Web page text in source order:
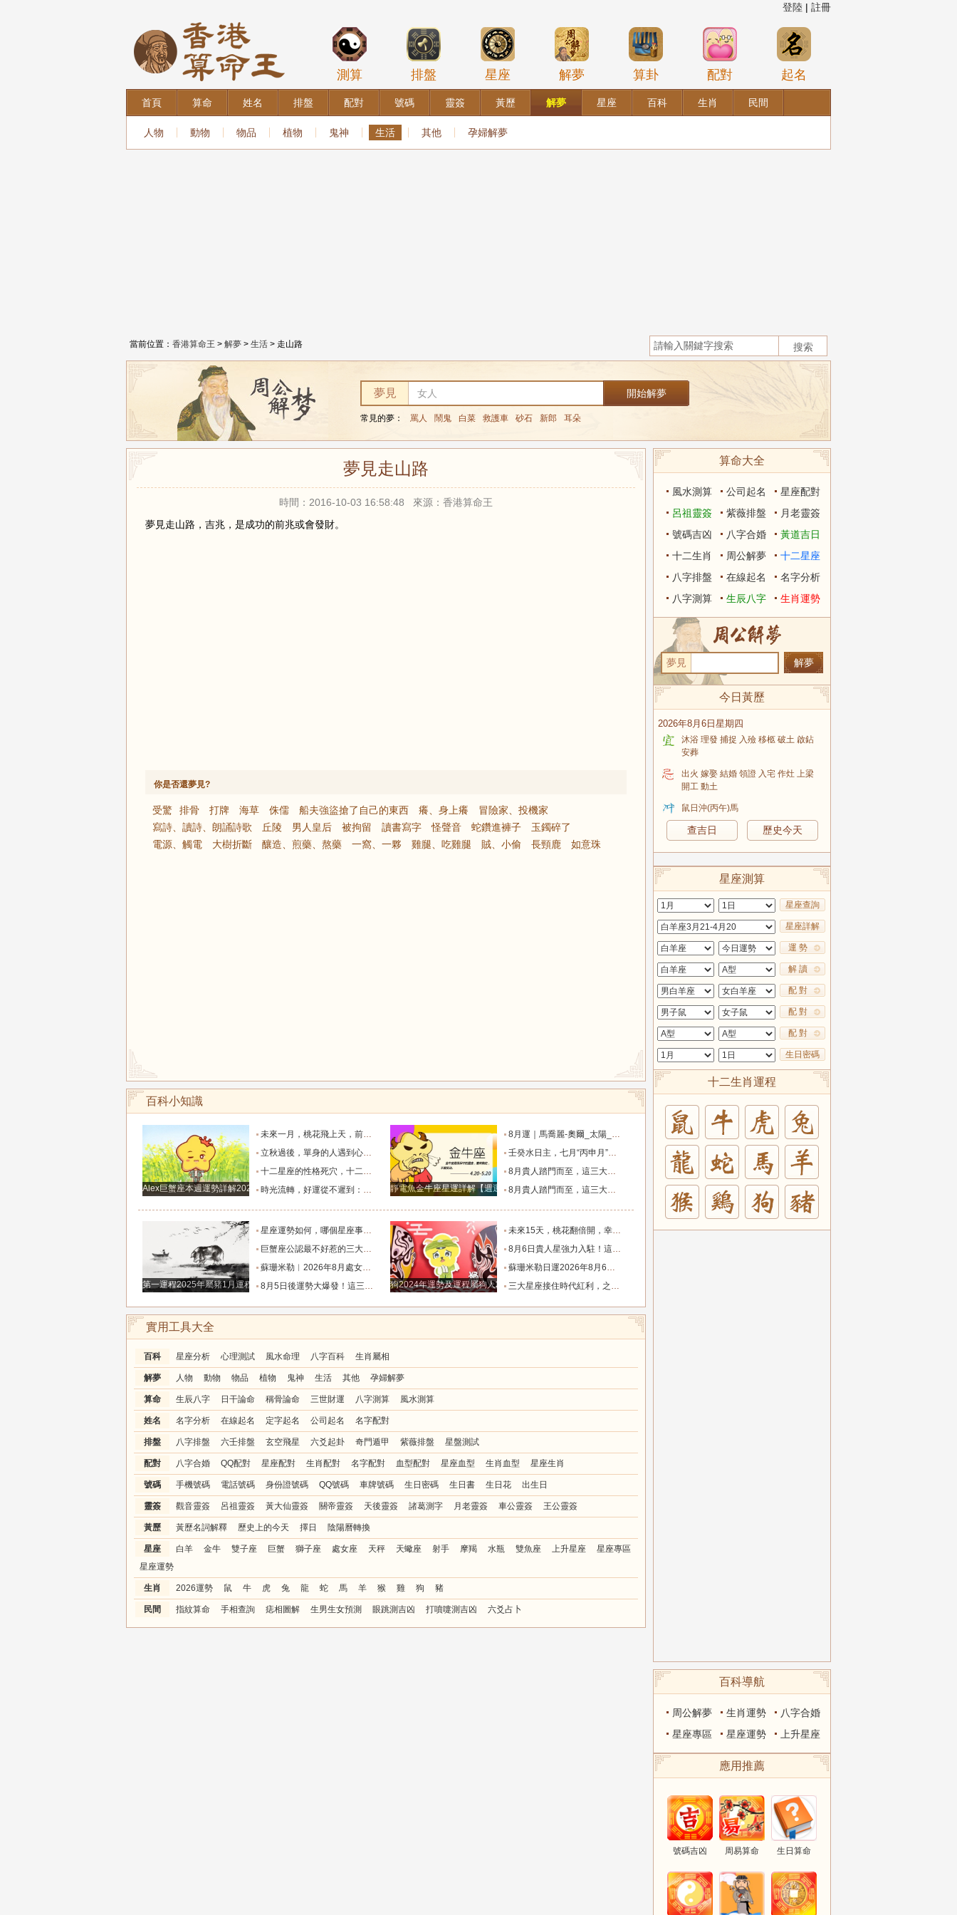
登陸 | 註冊
測算 排盤 星座 解夢 算卦 配對 起名
首頁 算命 姓名 排盤 配對 號碼 靈簽 黃歷 解夢 星座 百科 生肖 民間
人物 動物 物品 植物 鬼神 生活 其他 孕婦解夢
當前位置： 香港算命王 > 解夢 > 生活 > 走山路
夢見
常見的夢： 罵人 鬧鬼 白菜 救護車 砂石 新郎 耳朵
夢見走山路
時間：2016-10-03 16:58:48 來源：香港算命王
夢見走山路，吉兆，是成功的前兆或會發財。
你是否還夢見?
受驚 ​排骨 打牌 海草 侏儒 船夫強盜搶了自己的東西 癢、身上癢
冒險家、投機家
寫詩、讀詩、朗誦詩歌
丘陵 男人皇后 被拘留 讀書寫字 怪聲音 蛇鑽進褲子
玉鐲碎了
電源、觸電
大樹折斷 釀造、煎藥、熬藥 一窩、一夥 雞腿、吃雞腿 賊、小偷 長頸鹿 如意珠
百科小知識
Alex巨蟹座本週運勢詳解2024.12.23-12.29
未來一月，桃花飛上天，前任主動回眸，回到甜蜜生活的星座！_愛情_雙子座_重逢
立秋過後，單身的人遇到心動對象，脫單信號明顯的三個星座_雙子座_時間_感情
十二星座的性格死穴，十二星座女生誰最醜？_感情_愛情_才能
時光流轉，好運從不遲到：這些星座日日被幸運悄然圍繞_獅子座_生活_雙子座
靜電魚金牛座星運詳解【週運2024年12月9日-12月15日】
8月運｜馬喬麗-奧爾_太陽_迦勒_生活節奏
壬癸水日主，七月“丙申月”，情感運解析_申沖_單身_陰歷
8月貴人踏門而至，這三大星座喜迎難得的大好運勢！_朋友_夏末秋_輕鬆感
8月貴人踏門而至，這三大星座喜迎難得的大好運勢！_朋友_夏末秋_輕鬆感
第一運程2025年屬豬1月運程解析
星座運勢如何，哪個星座事業運勢最好？_能力_變化_同情心
巨蟹座公認最不好惹的三大生肖_特質_底線_衝突
蘇珊米勒︱2026年8月處女座月度運勢_工作_木星_滿月
8月5日後運勢大爆發！這三大星座受夠了窮苦，終於熬到“貴人送財”，翻身做主人！_小人_回報_遠超
狗2024年運勢及運程屬狗人2024運勢好嗎
未來15天，桃花翻倍開，幸福主動找上門，4星座與真愛喜結連理_愛情_雙子座_金牛座
8月6日貴人星強力入駐！這四大星座告別“孤軍奮戰”，未來30天逢兇化吉，借力暴富！_小人_合作_伯樂
蘇珊米勒日運2026年8月6日十二星座運勢_土星_太陽_內心
三大星座接住時代紅利，之前吃虧隱忍，全部轉化為晚年財富_行業_合作_人情
實用工具大全
百科 星座分析 心理測試 風水命理 八字百科 生肖屬相
解夢 人物 動物 物品 植物 鬼神 生活 其他 孕婦解夢
算命 生辰八字 日干論命 稱骨論命 三世財運 八字測算 風水測算
姓名 名字分析 在線起名 定字起名 公司起名 名字配對
排盤 八字排盤 六壬排盤 玄空飛星 六爻起卦 奇門遁甲 紫薇排盤 星盤測試
配對 八字合婚 QQ配對 星座配對 生肖配對 名字配對 血型配對 星座血型 生肖血型 星座生肖
號碼 手機號碼 電話號碼 身份證號碼 QQ號碼 車牌號碼 生日密碼 生日書 生日花 出生日
靈簽 觀音靈簽 呂祖靈簽 黃大仙靈簽 關帝靈簽 天後靈簽 諸葛測字 月老靈簽 車公靈簽 王公靈簽
黃歷 黃歷名詞解釋 歷史上的今天 擇日 陰陽曆轉換
星座 白羊 金牛 雙子座 巨蟹 獅子座 處女座 天秤 天蠍座 射手 摩羯 水瓶 雙魚座 上升星座
星座專區
星座運勢
生肖 2026運勢 鼠 牛 虎 兔 龍 蛇 馬 羊 猴 雞 狗 豬
民間 指紋算命 手相查詢 痣相圖解 生男生女預測 眼跳測吉凶 打噴嚏測吉凶 六爻占卜
算命大全
風水測算 公司起名
星座配對
呂祖靈簽
紫薇排盤
月老靈簽
號碼吉凶
八字合婚
黃道吉日
十二生肖
周公解夢
十二星座
八字排盤
在線起名
名字分析
八字測算
生辰八字 生肖運勢
夢見
今日黃歷
2026年8月6日星期四
沐浴 理發 捕捉 入殮 移柩 破土 啟鉆
安葬
出火 嫁娶 結婚 領證 入宅 作灶 上梁
開工 動土
鼠日沖(丙午)馬
查吉日 歷史今天
星座測算
星座查詢
星座詳解
運 勢
解 讀
配 對
配 對
配 對
生日密碼
十二生肖運程
鼠 牛 虎 兔
龍 蛇 馬
猴 雞 狗
百科導航
周公解夢 生肖運勢
八字合婚
星座專區
星座運勢 上升星座
應用推薦
號碼吉凶 周易算命 生日算命